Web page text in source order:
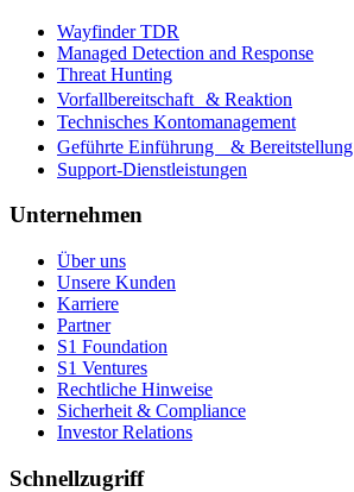
Wayfinder TDR
Managed Detection and Response
Threat Hunting
Vorfallbereitschaft & Reaktion
Technisches Kontomanagement
Geführte Einführung & Bereitstellung
Support-Dienstleistungen
Unternehmen
Über uns
Unsere Kunden
Karriere
Partner
S1 Foundation
S1 Ventures
Rechtliche Hinweise
Sicherheit & Compliance
Investor Relations
Schnellzugriff